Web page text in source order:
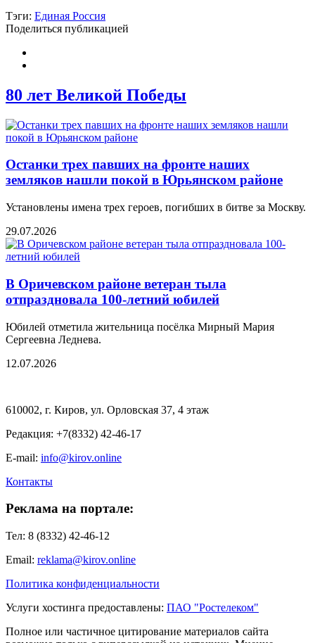
Тэги: Единая Россия
Поделиться публикацией
80 лет Великой Победы
Останки трех павших на фронте наших
земляков нашли покой в Юрьянском районе
Установлены имена трех героев, погибших в битве за Москву.
29.07.2026
В Оричевском районе ветеран тыла
отпраздновала 100-летний юбилей
Юбилей отметила жительница посёлка Мирный Мария
Сергеевна Леднева.
12.07.2026
610002, г. Киров, ул. Орловская 37, 4 этаж
Редакция: +7(8332) 42-46-17
E-mail: info@kirov.online
Контакты
Реклама на портале:
Тел: 8 (8332) 42-46-12
Email: reklama@kirov.online
Политика конфиденциальности
Услуги хостинга предоставлены: ПАО "Ростелеком"
Полное или частичное цитирование материалов сайта